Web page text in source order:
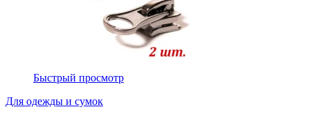
Быстрый просмотр
Для одежды и сумок